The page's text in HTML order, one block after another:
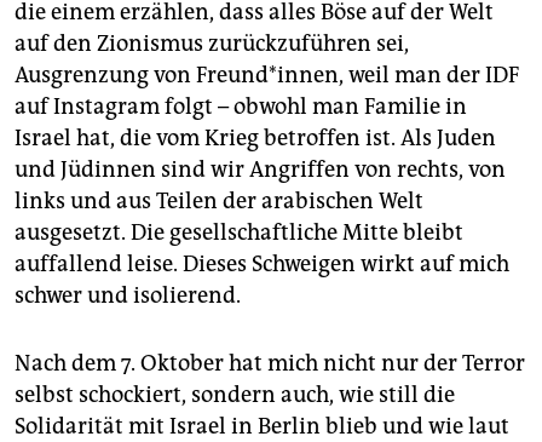
die einem erzählen, dass alles Böse auf der Welt
auf den Zionismus zurückzuführen sei,
Ausgrenzung von Freund*innen, weil man der IDF
auf Instagram folgt – obwohl man Familie in
Israel hat, die vom Krieg betroffen ist. Als Juden
und Jüdinnen sind wir Angriffen von rechts, von
links und aus Teilen der arabischen Welt
ausgesetzt. Die gesellschaftliche Mitte bleibt
auffallend leise. Dieses Schweigen wirkt auf mich
schwer und isolierend.
Nach dem 7. Oktober hat mich nicht nur der Terror
selbst schockiert, sondern auch, wie still die
Solidarität mit Israel in Berlin blieb und wie laut